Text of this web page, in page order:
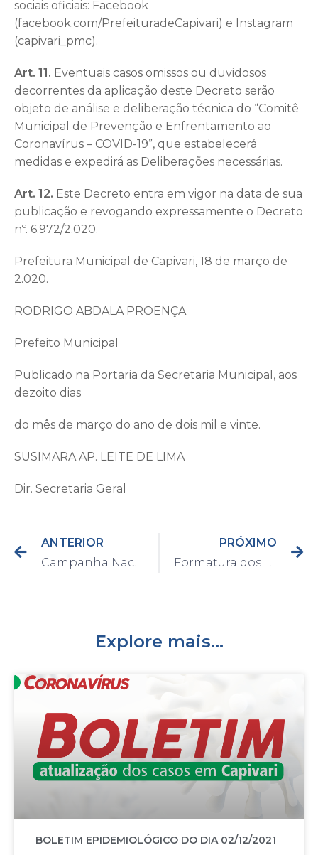
sociais oficiais: Facebook
(facebook.com/PrefeituradeCapivari) e Instagram
(capivari_pmc).
Art. 11. Eventuais casos omissos ou duvidosos
decorrentes da aplicação deste Decreto serão
objeto de análise e deliberação técnica do “Comitê
Municipal de Prevenção e Enfrentamento ao
Coronavírus – COVID-19”, que estabelecerá
medidas e expedirá as Deliberações necessárias.
Art. 12. Este Decreto entra em vigor na data de sua
publicação e revogando expressamente o Decreto
nº. 6.972/2.020.
Prefeitura Municipal de Capivari, 18 de março de
2.020.
RODRIGO ABDALA PROENÇA
Prefeito Municipal
Publicado na Portaria da Secretaria Municipal, aos
dezoito dias
do mês de março do ano de dois mil e vinte.
SUSIMARA AP. LEITE DE LIMA
Dir. Secretaria Geral
ANTERIOR
PRÓXIMO
Explore mais...
BOLETIM EPIDEMIOLÓGICO DO DIA 02/12/2021